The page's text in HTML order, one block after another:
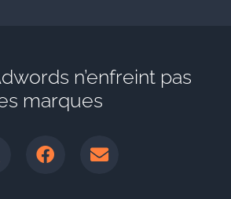
n’enfreint pas
marques